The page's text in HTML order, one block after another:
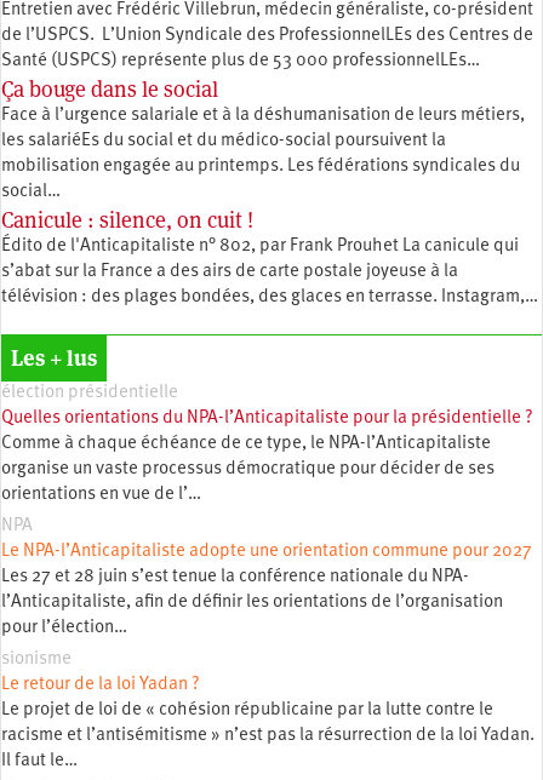
Entretien avec Frédéric Villebrun, médecin généraliste, co-président
de l’USPCS. L’Union Syndicale des ProfessionnelLEs des Centres de
Santé (USPCS) représente plus de 53 000 professionnelLEs…
Ça bouge dans le social
Face à l’urgence salariale et à la déshumanisation de leurs métiers,
les salariéEs du social et du médico-social poursuivent la
mobilisation engagée au printemps. Les fédérations syndicales du
social…
Canicule : silence, on cuit !
Édito de l'Anticapitaliste n° 802, par Frank Prouhet La canicule qui
s’abat sur la France a des airs de carte postale joyeuse à la
télévision : des plages bondées, des glaces en terrasse. Instagram,…
Les + lus
élection présidentielle
Quelles orientations du NPA-l’Anticapitaliste pour la présidentielle ?
Comme à chaque échéance de ce type, le NPA-l’Anticapitaliste
organise un vaste processus démocratique pour décider de ses
orientations en vue de l’…
NPA
Le NPA-l’Anticapitaliste adopte une orientation commune pour 2027
Les 27 et 28 juin s’est tenue la conférence nationale du NPA-
l’Anticapitaliste, afin de définir les orientations de l’organisation
pour l’élection…
sionisme
Le retour de la loi Yadan ?
Le projet de loi de « cohésion républicaine par la lutte contre le
racisme et l’antisémitisme » n’est pas la résurrection de la loi Yadan.
Il faut le…